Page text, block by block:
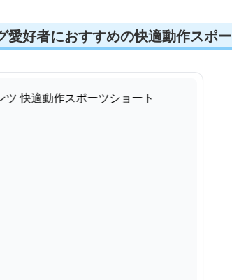
愛好者におすすめの快適動作スポ